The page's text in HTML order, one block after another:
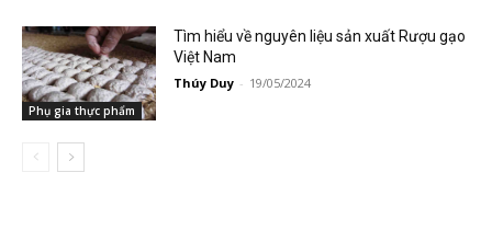
Phụ gia thực phẩm
Tìm hiểu về nguyên liệu sản xuất Rượu gạo
Việt Nam
Thúy Duy - 19/05/2024